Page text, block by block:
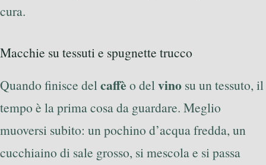
cura.
Macchie su tessuti e spugnette trucco
Quando finisce del caffè o del vino su un tessuto, il
tempo è la prima cosa da guardare. Meglio
muoversi subito: un pochino d’acqua fredda, un
cucchiaino di sale grosso, si mescola e si passa